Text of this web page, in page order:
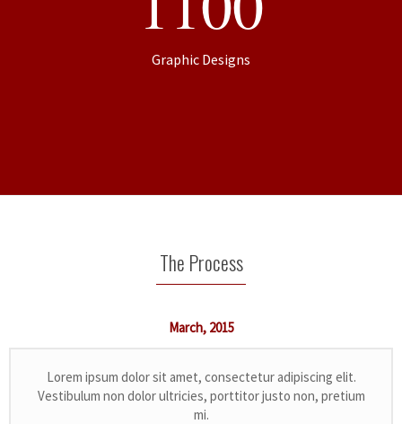
Graphic Designs
The Process
March, 2015
Lorem ipsum dolor sit amet, consectetur adipiscing elit.
Vestibulum non dolor ultricies, porttitor justo non, pretium
mi.